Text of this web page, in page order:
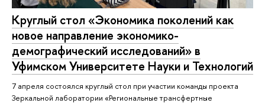
Круглый стол «Экономика поколений как
новое направление экономико-
демографический исследований» в
Уфимском Университете Науки и Технологий
7 апреля состоялся круглый стол при участии команды проекта
Зеркальной лаборатории «Региональные трансфертные